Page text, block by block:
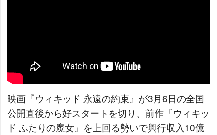
映画『ウィキッド 永遠の約束』が3月6日の全国
公開直後から好スタートを切り、前作『ウィキッ
ド ふたりの魔女』を上回る勢いで興行収入10億